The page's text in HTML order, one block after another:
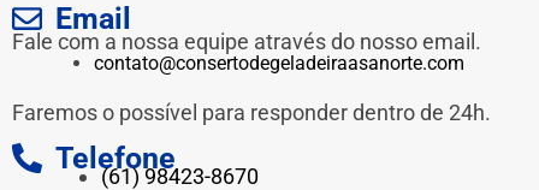
Email
Fale com a nossa equipe através do nosso email.
contato@consertodegeladeiraasanorte.com
Faremos o possível para responder dentro de 24h.
Telefone
(61) 98423-8670